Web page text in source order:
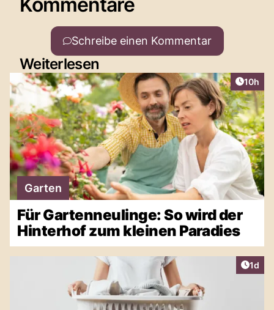
Schreibe einen Kommentar
Weiterlesen
Artikel
10h
Garten
Für Gartenneulinge: So wird der
Hinterhof zum kleinen Paradies
1d